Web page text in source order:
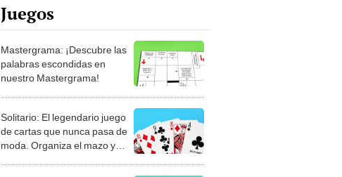
Juegos
Mastergrama: ¡Descubre las
palabras escondidas en
nuestro Mastergrama!
Solitario: El legendario juego
de cartas que nunca pasa de
moda. Organiza el mazo y